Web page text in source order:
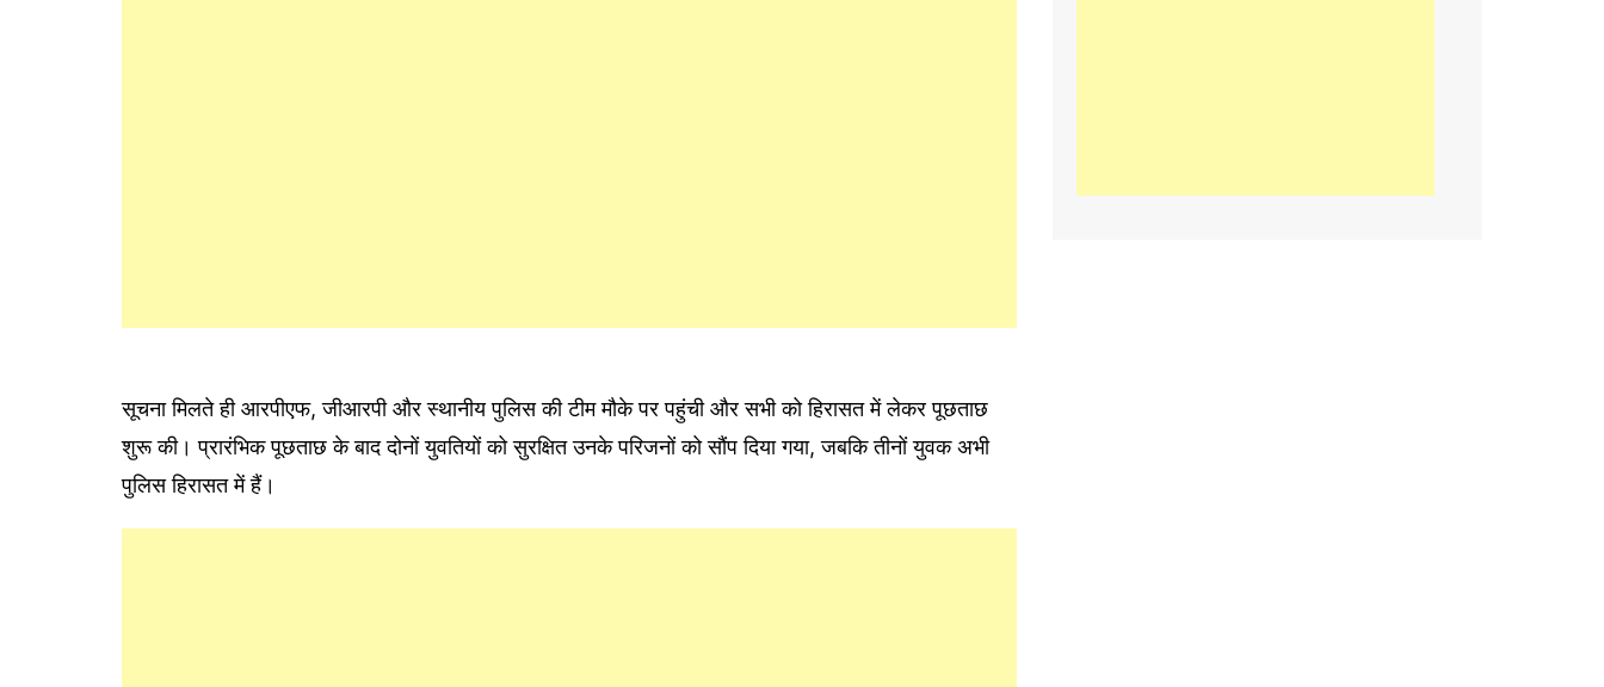
सूचना मिलते ही आरपीएफ, जीआरपी और स्थानीय पुलिस की टीम मौके पर पहुंची और सभी को हिरासत में लेकर पूछताछ
शुरू की। प्रारंभिक पूछताछ के बाद दोनों युवतियों को सुरक्षित उनके परिजनों को सौंप दिया गया, जबकि तीनों युवक अभी
पुलिस हिरासत में हैं।